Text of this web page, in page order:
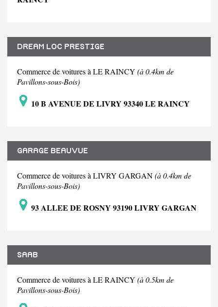
DREAM LOC PRESTIGE
Commerce de voitures à LE RAINCY (à 0.4km de
Pavillons-sous-Bois)
10 B AVENUE DE LIVRY 93340 LE RAINCY
GARAGE BEAUVUE
Commerce de voitures à LIVRY GARGAN(à 0.4km de
Pavillons-sous-Bois)
93 ALLEE DE ROSNY 93190 LIVRY GARGAN
SAAB
Commerce de voitures à LE RAINCY (à 0.5km de
Pavillons-sous-Bois)